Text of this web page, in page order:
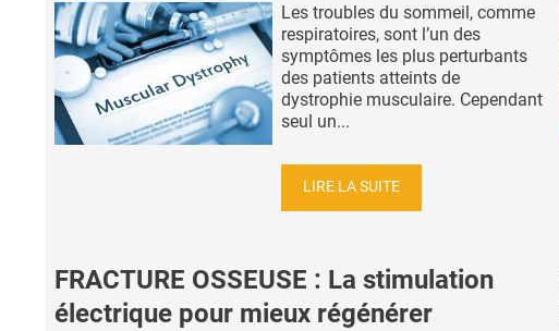
Les troubles du sommeil, comme
respiratoires, sont l’un des
symptômes les plus perturbants
des patients atteints de
dystrophie musculaire. Cependant
seul un...
LIRE LA SUITE
FRACTURE OSSEUSE : La stimulation
électrique pour mieux régénérer